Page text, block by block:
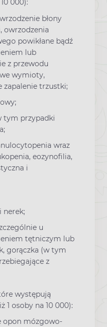
000):
błony
owrzodzenia
powikłane bądź
lub
z przewodu
wymioty,
zapalenie trzustki;
tym przypadki
wraz
eozynofilia,
i
nerek;
u
tętniczym lub
gorączka (w tym
z
występują
1 osoby na 10 000):
opon mózgowo-